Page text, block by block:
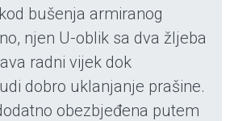
bušenja armiranog
njen U-oblik sa dva žljeba
radni vijek dok
dobro uklanjanje prašine.
obezbjeđena putem